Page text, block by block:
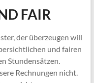
FAIR
der überzeugen will
und fairen
Stundensätzen.
Rechnungen nicht.